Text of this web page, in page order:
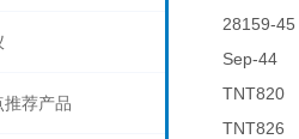
荐产品
28159-45
Sep-44
TNT820
TNT826